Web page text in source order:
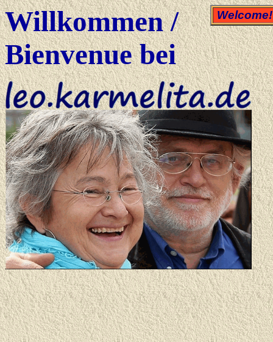
Welcome!
Willkommen /
Bienvenue bei